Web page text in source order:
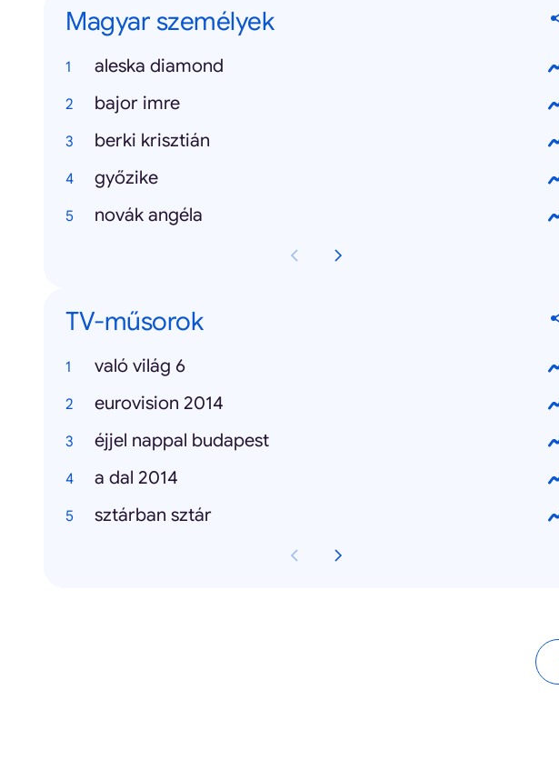
Magyar személyek
aleska diamond
bajor imre
berki krisztián
győzike
novák angéla
TV-műsorok
való világ 6
eurovision 2014
éjjel nappal budapest
a dal 2014
sztárban sztár